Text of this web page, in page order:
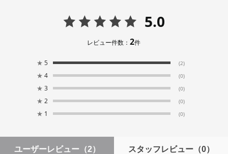
5.0
レビュー件数：2件
★ 5 (2)
★ 4 (0)
★ 3 (0)
★ 2 (0)
★ 1 (0)
ユーザーレビュー （2） スタッフレビュー（0）